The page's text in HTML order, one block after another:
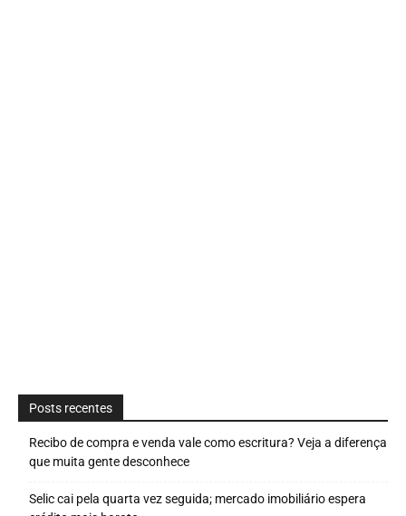
Posts recentes
Recibo de compra e venda vale como escritura? Veja a diferença
que muita gente desconhece
Selic cai pela quarta vez seguida; mercado imobiliário espera